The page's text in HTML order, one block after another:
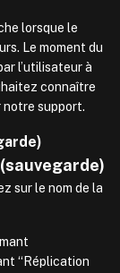
lorsque le
Le moment du
l’utilisateur à
connaître
support.
sur le nom de la
“Réplication